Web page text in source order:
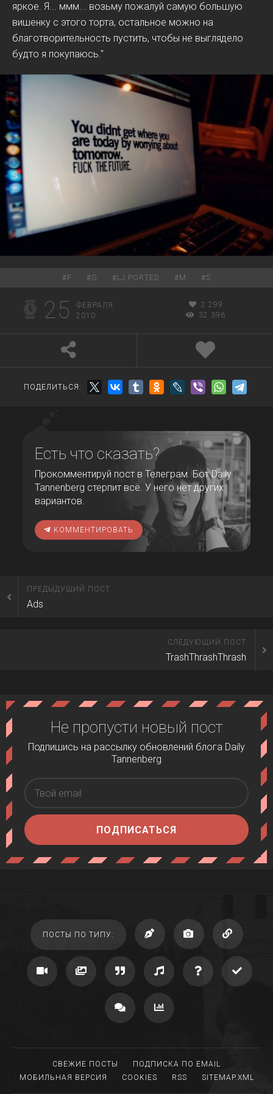
яркое. Я... ммм... возьму пожалуй самую большую
вишенку с этого торта, остальное можно на
благотворительность пустить, чтобы не выглядело
будто я покупаюсь."
# F #G # LJ PORTED # M #S
25
ФЕВРАЛЯ
2010
2 299
32 396
ПОДЕЛИТЬСЯ:
Есть что сказать?
Прокомментируй пост в Телеграм. Бот Daily
Tannenberg стерпит всё. У него нет других
вариантов.
КОММЕНТИРОВАТЬ
ПРЕДЫДУЩИЙ ПОСТ
Ads
СЛЕДУЮЩИЙ ПОСТ
TrashThrashThrash
Не пропусти новый пост
Подпишись на рассылку обновлений блога Daily
Tannenberg
ПОДПИСАТЬСЯ
ПОСТЫ ПО ТИПУ:
СВЕЖИЕ ПОСТЫ
ПОДПИСКА ПО EMAIL
МОБИЛЬНАЯ ВЕРСИЯ
COOKIES RSS SITEMAP.XML